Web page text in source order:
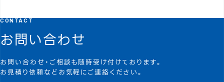
CONTACT
お問い合わせ
お問い合わせ・ご相談も随時受け付けております。
お見積り依頼などお気軽にご連絡ください。